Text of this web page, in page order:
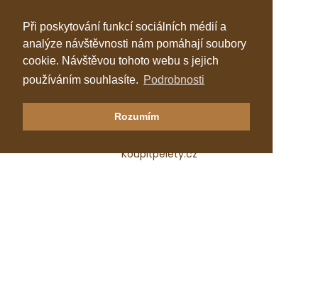
Při poskytování funkcí sociálních médií a
analýze návštěvnosti nám pomáhají soubory
cookie. Návštěvou tohoto webu s jejich
používáním souhlasíte. Podrobnosti
Rozumím
Klastr Česká peleta
Katalog topenářů
Koupitpelety.cz